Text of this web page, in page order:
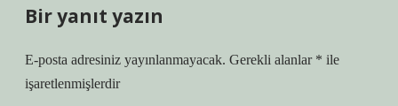
Bir yanıt yazın
E-posta adresiniz yayınlanmayacak. Gerekli alanlar * ile
işaretlenmişlerdir